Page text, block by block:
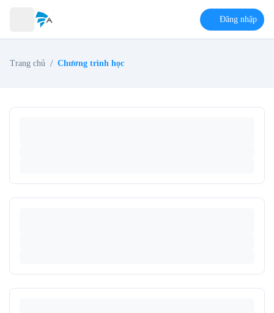
Đăng nhập
Trang chủ / Chương trình học